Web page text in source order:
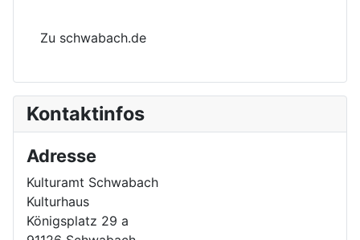
Zu schwabach.de
Kontaktinfos
Adresse
Kulturamt Schwabach
Kulturhaus
Königsplatz 29 a